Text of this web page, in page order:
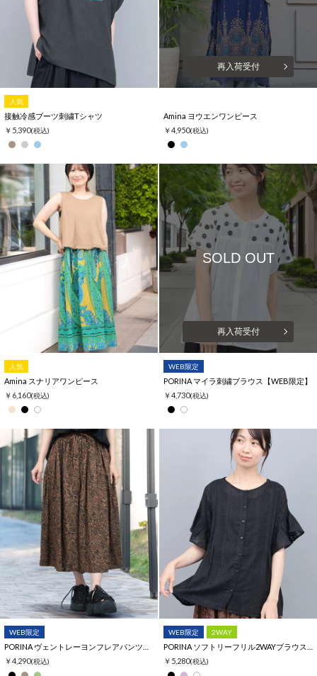
人気
接触冷感ブーツ刺繍Tシャツ
￥5,390(税込)
再入荷受付
Amina ヨウエンワンピース
￥4,950(税込)
人気
Amina スナリアワンピース
￥6,160(税込)
SOLD OUT
再入荷受付
WEB限定
PORINA マイラ刺繍ブラウス【WEB限定】
￥4,730(税込)
WEB限定
￥4,290(税込)
WEB限定 2WAY
￥5,280(税込)